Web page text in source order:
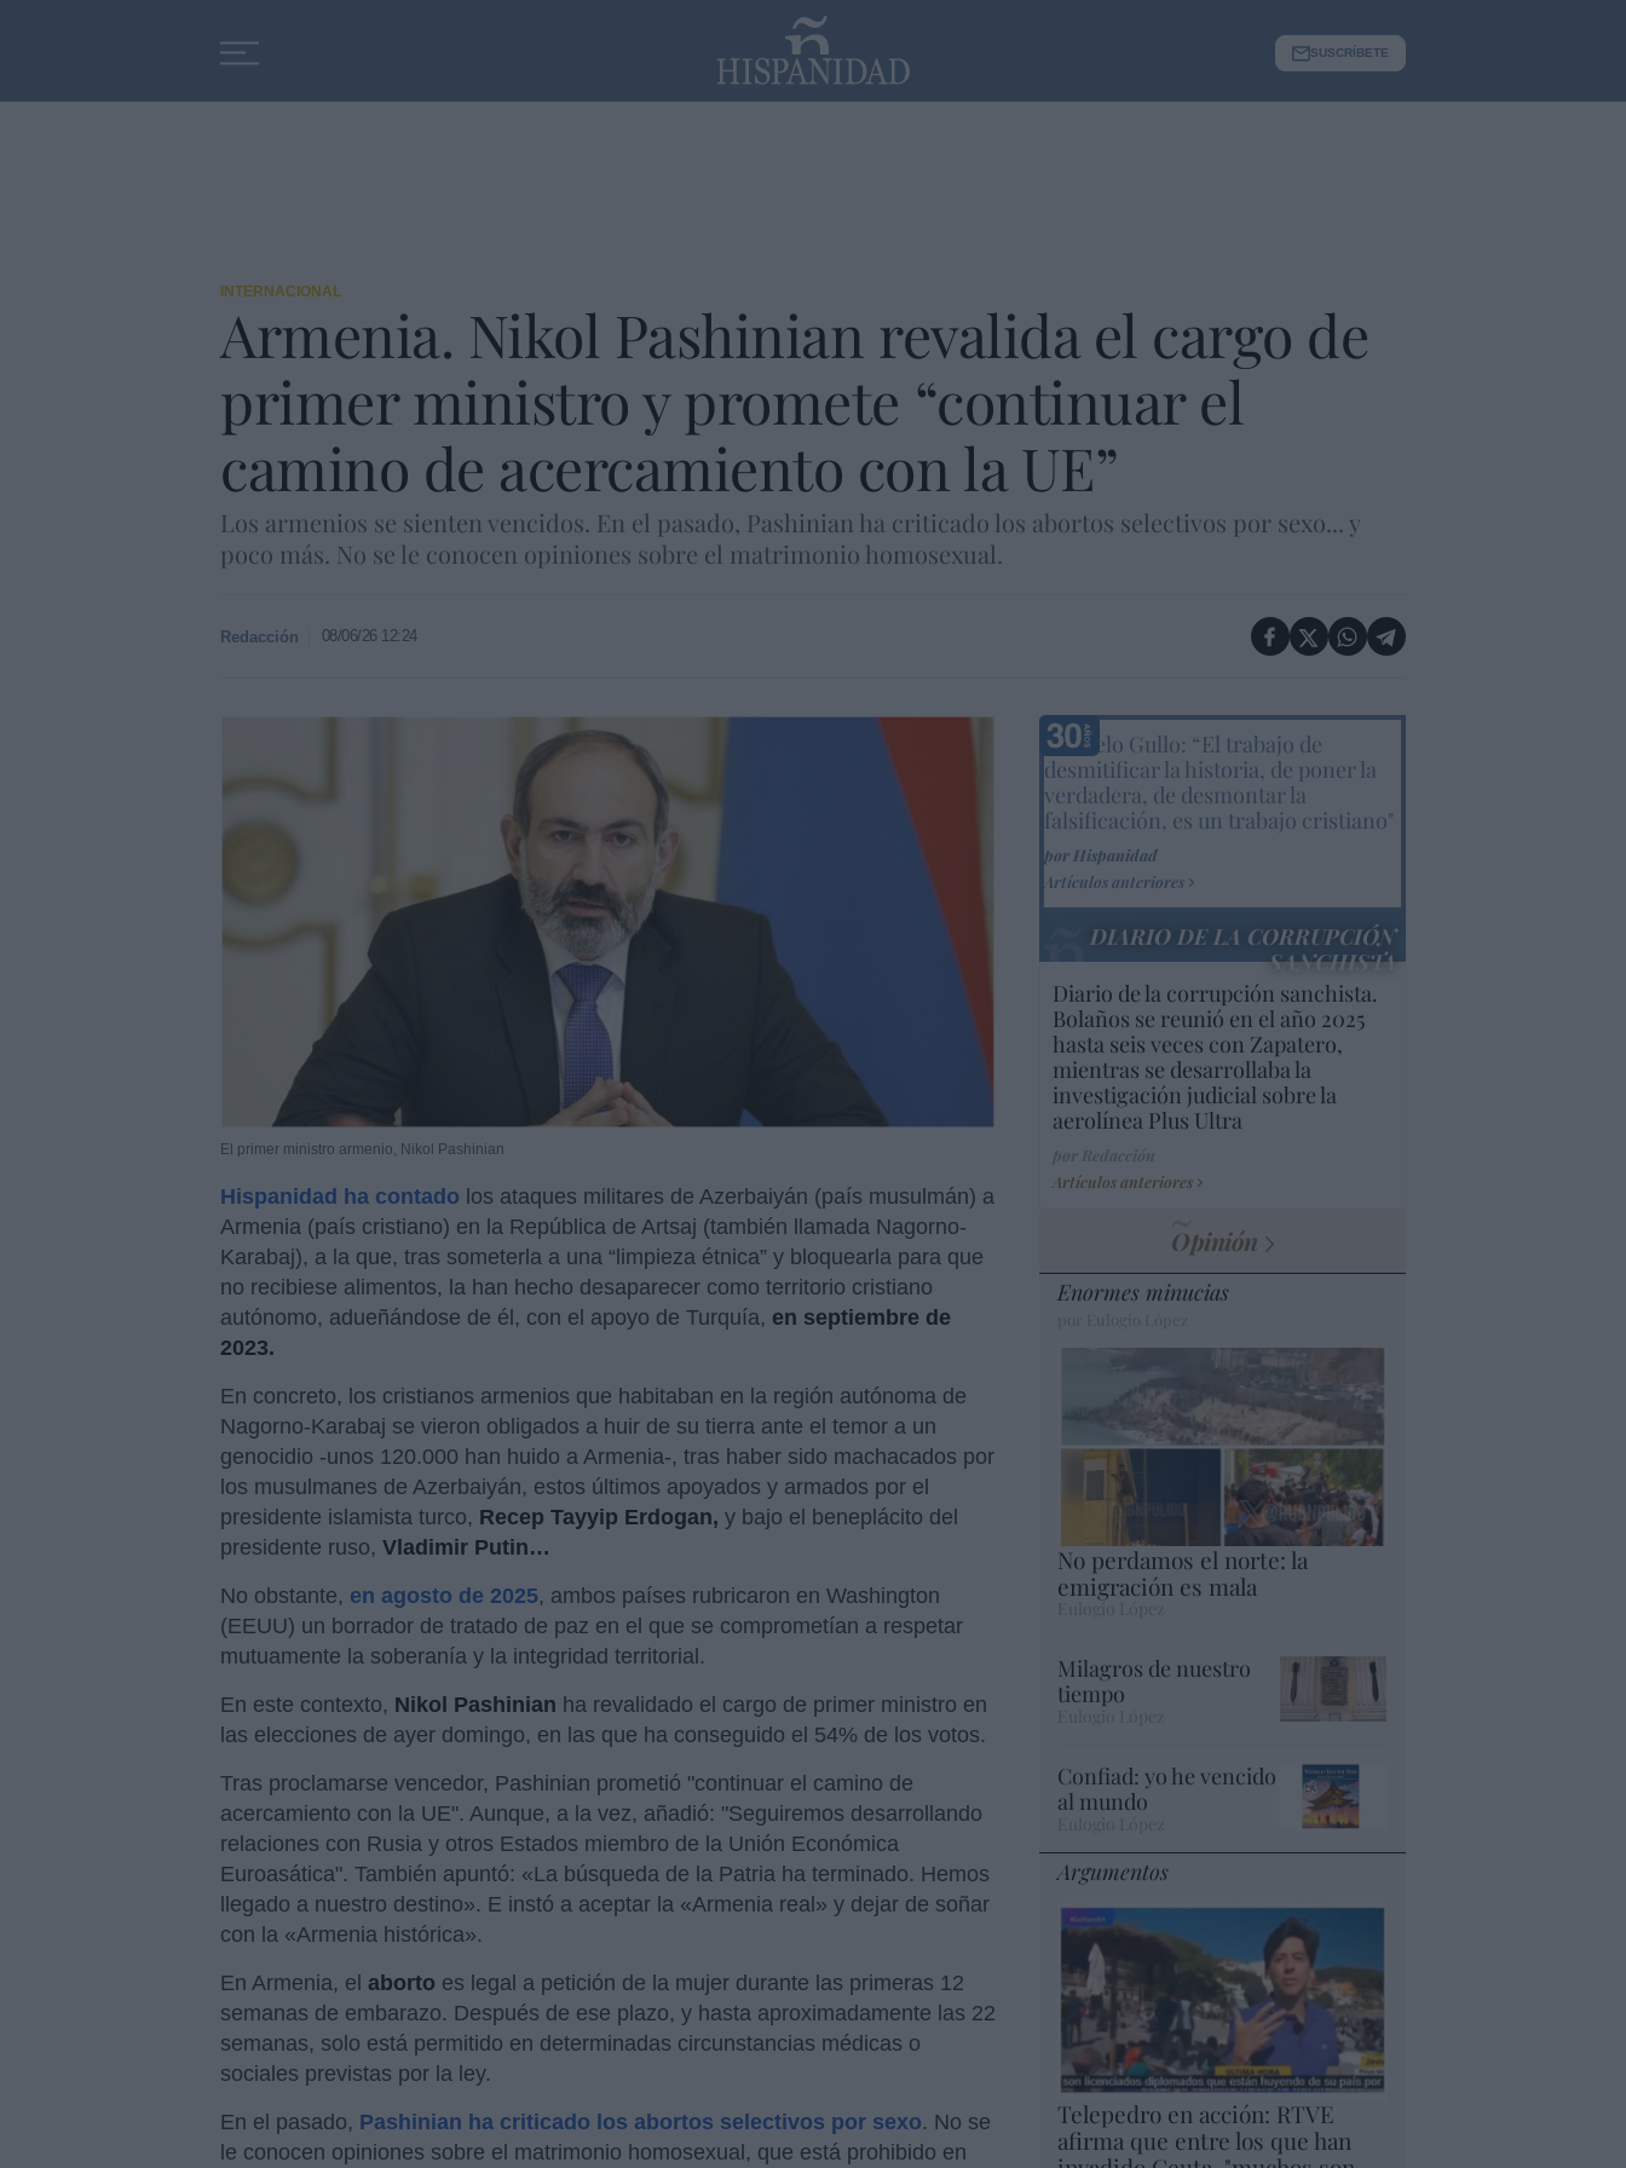
SUSCRÍBETE
INTERNACIONAL
Armenia. Nikol Pashinian revalida el cargo de
primer ministro y promete “continuar el
camino de acercamiento con la UE”
Los armenios se sienten vencidos. En el pasado, Pashinian ha criticado los abortos selectivos por sexo... y
poco más. No se le conocen opiniones sobre el matrimonio homosexual.
Redacción 08/06/26 12:24
El primer ministro armenio, Nikol Pashinian
Hispanidad ha contado los ataques militares de Azerbaiyán (país musulmán) a
Armenia (país cristiano) en la República de Artsaj (también llamada Nagorno-
Karabaj), a la que, tras someterla a una “limpieza étnica” y bloquearla para que
no recibiese alimentos, la han hecho desaparecer como territorio cristiano
autónomo, adueñándose de él, con el apoyo de Turquía, en septiembre de
2023.
En concreto, los cristianos armenios que habitaban en la región autónoma de
Nagorno-Karabaj se vieron obligados a huir de su tierra ante el temor a un
genocidio -unos 120.000 han huido a Armenia-, tras haber sido machacados por
los musulmanes de Azerbaiyán, estos últimos apoyados y armados por el
presidente islamista turco, Recep Tayyip Erdogan, y bajo el beneplácito del
presidente ruso, Vladimir Putin…
No obstante, en agosto de 2025, ambos países rubricaron en Washington
(EEUU) un borrador de tratado de paz en el que se comprometían a respetar
mutuamente la soberanía y la integridad territorial.
En este contexto, Nikol Pashinian ha revalidado el cargo de primer ministro en
las elecciones de ayer domingo, en las que ha conseguido el 54% de los votos.
Tras proclamarse vencedor, Pashinian prometió "continuar el camino de
acercamiento con la UE". Aunque, a la vez, añadió: "Seguiremos desarrollando
relaciones con Rusia y otros Estados miembro de la Unión Económica
Euroasática". También apuntó: «La búsqueda de la Patria ha terminado. Hemos
llegado a nuestro destino». E instó a aceptar la «Armenia real» y dejar de soñar
con la «Armenia histórica».
En Armenia, el aborto es legal a petición de la mujer durante las primeras 12
semanas de embarazo. Después de ese plazo, y hasta aproximadamente las 22
semanas, solo está permitido en determinadas circunstancias médicas o
sociales previstas por la ley.
En el pasado, Pashinian ha criticado los abortos selectivos por sexo. No se
le conocen opiniones sobre el matrimonio homosexual, que está prohibido en
Marcelo Gullo: “El trabajo de
desmitificar la historia, de poner la
verdadera, de desmontar la
falsificación, es un trabajo cristiano"
por Hispanidad
Artículos anteriores
DIARIO DE LA CORRUPCIÓN
SANCHISTA
Diario de la corrupción sanchista.
Bolaños se reunió en el año 2025
hasta seis veces con Zapatero,
mientras se desarrollaba la
investigación judicial sobre la
aerolínea Plus Ultra
Artículos anteriores
Opinión
Enormes minucias
No perdamos el norte: la
emigración es mala
Eulogio López
Milagros de nuestro
tiempo
Confiad: yo he vencido
al mundo
Argumentos
Telepedro en acción: RTVE
afirma que entre los que han